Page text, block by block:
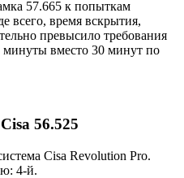
57.665 к попыткам
всего, время вскрытия,
превысило требования
вместо 30 минут по
Cisa 56.525
Cisa Revolution Pro.
4-й.